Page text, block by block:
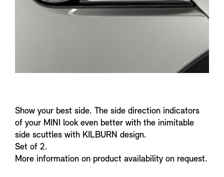
Show your best side. The side direction indicators
of your MINI look even better with the inimitable
side scuttles with KILBURN design.
Set of 2.
More information on product availability on request.